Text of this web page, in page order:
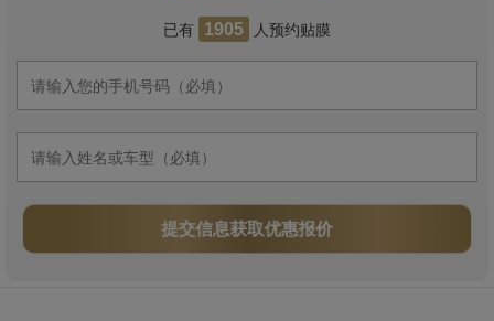
已有 1905 人预约贴膜
提交信息获取优惠报价